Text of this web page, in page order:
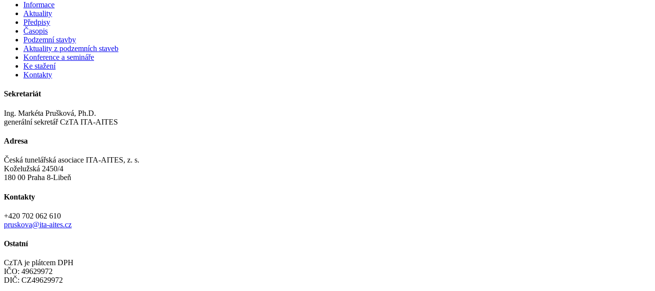
Informace
Aktuality
Předpisy
Časopis
Podzemní stavby
Aktuality z podzemních staveb
Konference a semináře
Ke stažení
Kontakty
Sekretariát
Ing. Markéta Prušková, Ph.D.
generální sekretář CzTA ITA-AITES
Adresa
Česká tunelářská asociace ITA-AITES, z. s.
Koželužská 2450/4
180 00 Praha 8-Libeň
Kontakty
+420 702 062 610
pruskova@ita-aites.cz
Ostatní
CzTA je plátcem DPH
IČO: 49629972
DIČ: CZ49629972